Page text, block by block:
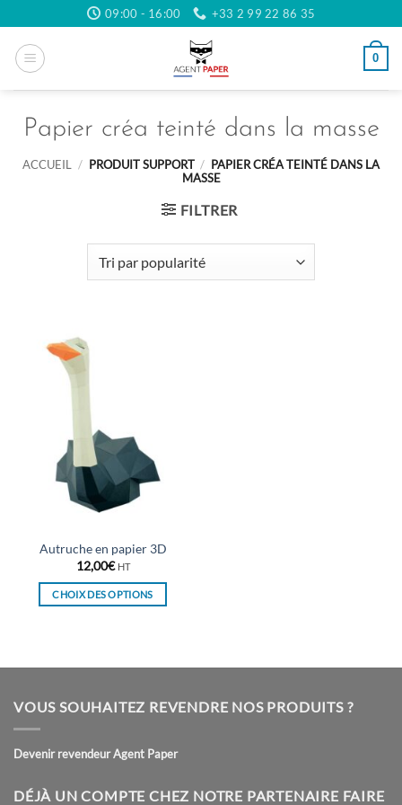
au
contenu
09:00 - 16:00 +33 2 99 22 86 35
0
Papier créa teinté dans la masse
ACCUEIL / PRODUIT SUPPORT / PAPIER CRÉA TEINTÉ DANS LA
MASSE
FILTRER
Autruche en papier 3D
12,00€ HT
CHOIX DES OPTIONS
plusieurs
Les
peuvent
VOUS SOUHAITEZ REVENDRE NOS PRODUITS ?
Devenir revendeur Agent Paper
DÉJÀ UN COMPTE CHEZ NOTRE PARTENAIRE FAIRE